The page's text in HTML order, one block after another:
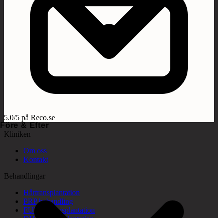
Före & Efter
5.0/5 på Reco.se
Kliniken
Om oss
Kontakt
Behandlingar
Hårtransplantation
PRP behandling
FUE hårtransplantation